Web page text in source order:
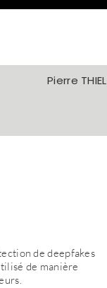
Pierre THIEL
de deepfakes
de manière